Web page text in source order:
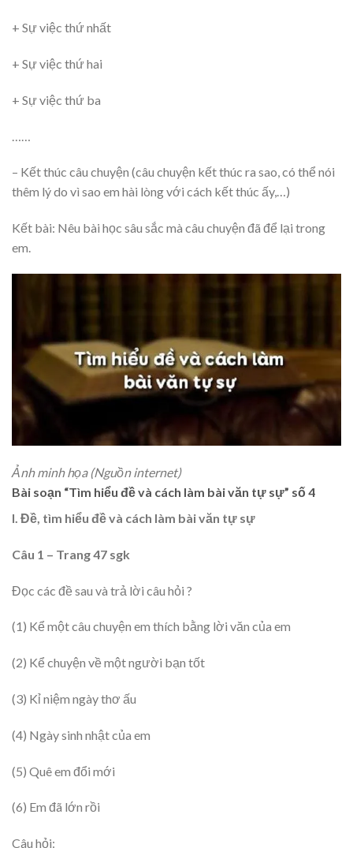
+ Sự việc thứ nhất
+ Sự việc thứ hai
+ Sự việc thứ ba
– Kết thúc câu chuyện (câu chuyện kết thúc ra sao, có thể nói
thêm lý do vì sao em hài lòng với cách kết thúc ấy,…)
Kết bài: Nêu bài học sâu sắc mà câu chuyện đã để lại trong
em.
Ảnh minh họa (Nguồn internet)
Bài soạn “Tìm hiểu đề và cách làm bài văn tự sự” số 4
I. Đề, tìm hiểu đề và cách làm bài văn tự sự
Câu 1 – Trang 47 sgk
Đọc các đề sau và trả lời câu hỏi ?
(1) Kể một câu chuyện em thích bằng lời văn của em
(2) Kể chuyện về một người bạn tốt
(3) Kỉ niệm ngày thơ ấu
(4) Ngày sinh nhật của em
(5) Quê em đổi mới
(6) Em đã lớn rồi
Câu hỏi: